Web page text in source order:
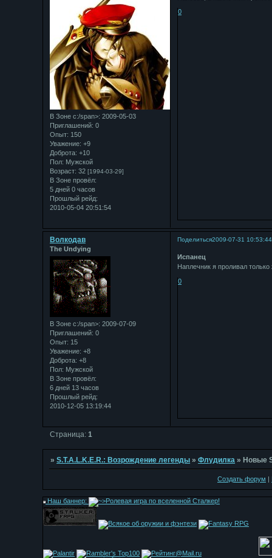
В Зоне с:/span>: 2009-05-03
Приглашений: 0
Опыт: 150
Уважение: +9
Доброта: +10
Пол: Мужской
Возраст: 32 [1994-03-29]
В Зоне провёл:
5 дней 0 часов
Прошлый рейд:
2010-05-04 20:51:54
0
Поделиться2009-07-31 10:53:44
Bолкодав
The Undying
В Зоне с:/span>: 2009-07-09
Приглашений: 0
Опыт: 15
Уважение: +8
Доброта: +8
Пол: Мужской
В Зоне провёл:
6 дней 13 часов
Прошлый рейд:
2010-12-05 13:19:44
Испанец
Наплечник я проливал
0
Страница:1
»S.T.A.L.K.E.R.: Возрождение легенды »Флудилка »Новые
Создать форум |
Наш баннер: